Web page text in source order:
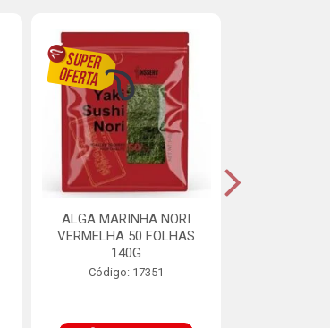
ALGA MARINHA NORI
VERMELHA 50 FOLHAS
140G
Código: 17351